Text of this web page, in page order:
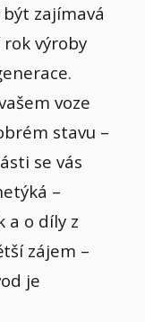
zajímavá
výroby
voze
stavu –
se vás
–
a o díly z
zájem –
je